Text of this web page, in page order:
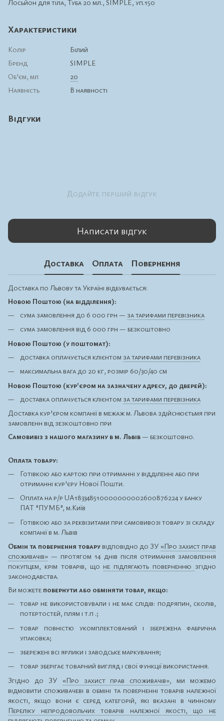
Лосьйон для тіла, Туба 20 мл., SIMPLE, уп.150
Характеристики
Колір
Білий
Бренд
SIMPLE
Об'єм, мл
20
Наявність
В наявності
Відгуки
Додайте перший відгук
Написати відгук
Доставка Оплата Повернення
Доставка по Львову та Україні відбувається:
Новою Поштою (на відділення):
сума замовлення до 6 000 грн — за тарифами перевізника
сума замовлення від 6 000 грн — безкоштовно
Новою Поштою (у поштомат):
доставка оплачується клієнтом за тарифами перевізника
максимальна вага до 20 кг, розмір 60/30/40 см
Новою Поштою (кур'єром на зазначену адресу, до дверей):
доставка оплачується клієнтом за тарифами перевізника
Доставка кур'єром компанії в межаж м. Львова здійснюєтьмя при
замовленн від зезкоштовно при
Самовивіз з нашого магазину в м. Львів— безкоштовно.
Оплата товару:
Готівкою або картою при отриманні у відділенні або при
отриманні кур'єру Нової Пошти.
Оплата на р/р UA183348510000000002600876224 у банку
ПАТ "ПУМБ", м.Київ
Готівкою або за реквізитами при самовивозі товару зі складу
компанії в м. Львів
Обмін та повернення товару відповідно до ЗУ «Про захист прав
споживачів» — протягом 14 днів після отримання замовлення
покупцем, крім товарів, що не підлягають поверненню згідно
законодавства.
Ви можете повернути або обміняти товар, якщо:
товар не використовували і не має слідів: подряпин, сколів,
потертостей, плям і т.п .;
товар повністю укомплектований і збережена фабрична
упаковка;
збережені всі ярлики і заводське маркування;
товар зберігає товарний вигляд і свої функції використання.
Згідно до ЗУ «Про захист прав споживачів», ми можемо
відмовити споживачеві в обміні та поверненні товарів належної
якості, якщо вони є серед категорій, які вказані в чинному
Переліку непродовольчих товарів належної якості, що не